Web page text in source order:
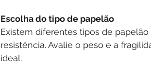
Escolha do tipo de papelão
Existem diferentes tipos de
resistência. Avalie o peso e a
ideal.